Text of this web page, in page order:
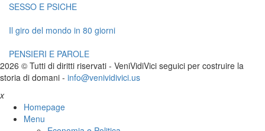
SESSO E PSICHE
Il giro del mondo in 80 giorni
PENSIERI E PAROLE
2026 © Tutti di diritti riservati - VeniVidiVici seguici per costruire la
storia di domani - info@venividivici.us
x
Homepage
Menu